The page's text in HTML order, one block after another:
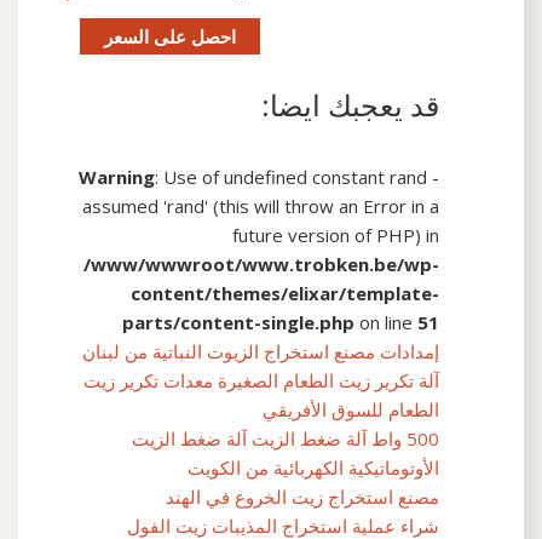
احصل على السعر
قد يعجبك ايضا:
Warning: Use of undefined constant rand -
assumed 'rand' (this will throw an Error in a
future version of PHP) in
/www/wwwroot/www.trobken.be/wp-
content/themes/elixar/template-
parts/content-single.php on line 51
إمدادات مصنع استخراج الزيوت النباتية من لبنان
آلة تكرير زيت الطعام الصغيرة معدات تكرير زيت
الطعام للسوق الأفريقي
500 واط آلة ضغط الزيت آلة ضغط الزيت
الأوتوماتيكية الكهربائية من الكويت
مصنع استخراج زيت الخروع في الهند
شراء عملية استخراج المذيبات زيت الفول